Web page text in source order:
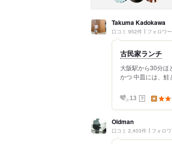
Takuma Kadokawa
口コミ 952件 フォロワ
古民家ランチ
大阪駅から30分ほ
かつ 中皿には、鮭
13 ？
Oldman
口コミ 2,403件 フォロ